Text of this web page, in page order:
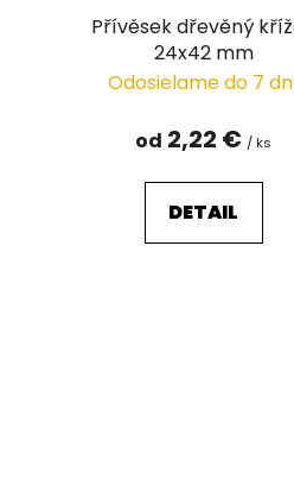
Přívěsek dřevěný
24x42 mm
Odosielame do 7
od 2,22 € / ks
DETAIL